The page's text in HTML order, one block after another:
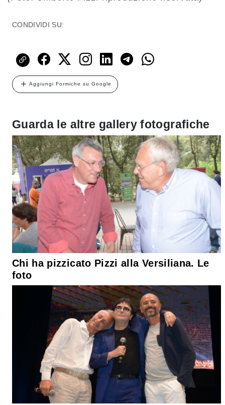
CONDIVIDI SU:
Aggiungi Formiche su Google
Guarda le altre gallery fotografiche
Chi ha pizzicato Pizzi alla Versiliana. Le
foto